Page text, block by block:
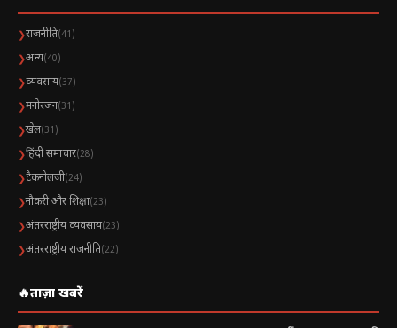
❯राजनीति(41)
❯अन्य(40)
❯व्यवसाय(37)
❯मनोरंजन(31)
❯खेल(31)
❯हिंदी समाचार(28)
❯टैकनोलजी(24)
❯नौकरी और शिक्षा(23)
❯अंतरराष्ट्रीय व्यवसाय(23)
❯अंतरराष्ट्रीय राजनीति(22)
🔥ताज़ा खबरें